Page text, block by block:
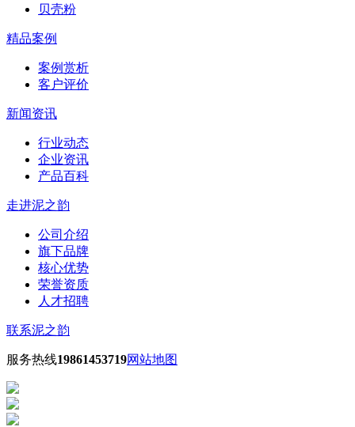
贝壳粉
精品案例
案例赏析
客户评价
新闻资讯
行业动态
企业资讯
产品百科
走进泥之韵
公司介绍
旗下品牌
核心优势
荣誉资质
人才招聘
联系泥之韵
服务热线19861453719网站地图